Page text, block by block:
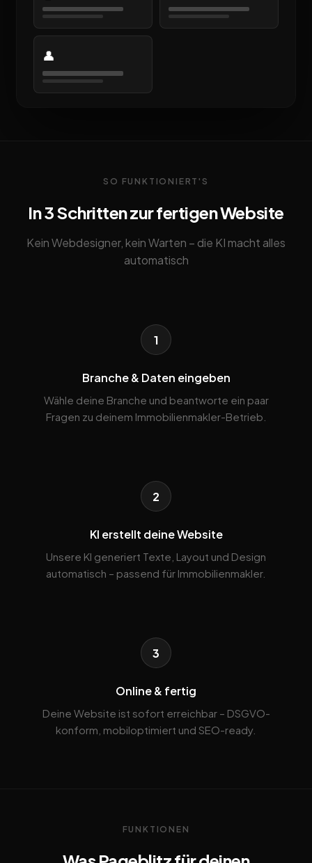
👤
SO FUNKTIONIERT'S
In 3 Schritten zur fertigen Website
Kein Webdesigner, kein Warten – die KI macht alles
automatisch
1
Branche & Daten eingeben
Wähle deine Branche und beantworte ein paar
Fragen zu deinem Immobilienmakler-Betrieb.
2
KI erstellt deine Website
Unsere KI generiert Texte, Layout und Design
automatisch – passend für Immobilienmakler.
3
Online & fertig
Deine Website ist sofort erreichbar – DSGVO-
konform, mobiloptimiert und SEO-ready.
FUNKTIONEN